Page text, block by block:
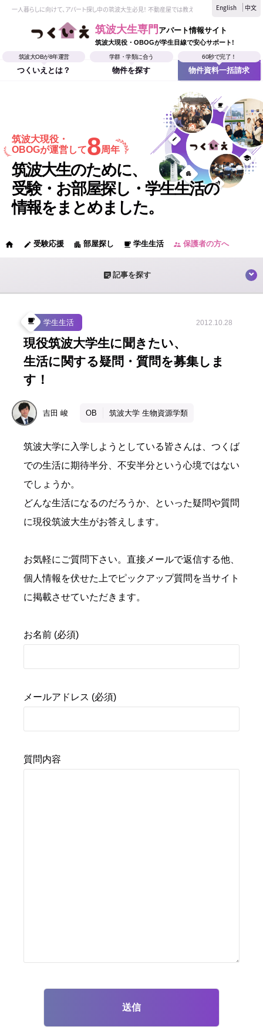
一人暮らしに向けて、アパート探し中の筑波大生必見！ 不動産屋では教えてくれない、筑波大生なら
English 中文
筑波大生専門 アパート情報サイト
筑波大現役・OBOGが学生目線で安心サポート!
筑波大OBが8年運営
つくいえとは？
学群・学類に合う
物件を探す
60秒で完了！
物件資料一括請求
筑波大現役・
OBOGが運営して8周年
筑波大生のために、
受験・お部屋探し・学生生活の
情報をまとめました。
home edit 受験応援 apartment 部屋探し local_cafe 学生生活 supervisor_account 保護者の方へ
sticky_note_2 記事を探す
local_cafe 学生生活 2012.10.28
現役筑波大学生に聞きたい、
生活に関する疑問・質問を募集しま
す！
吉田 峻 OB 筑波大学 生物資源学類
筑波大学に入学しようとしている皆さんは、つくば
での生活に期待半分、不安半分という心境ではない
でしょうか。
どんな生活になるのだろうか、といった疑問や質問
に現役筑波大生がお答えします。
お気軽にご質問下さい。直接メールで返信する他、
個人情報を伏せた上でピックアップ質問を当サイト
に掲載させていただきます。
お名前 (必須)
メールアドレス (必須)
質問内容